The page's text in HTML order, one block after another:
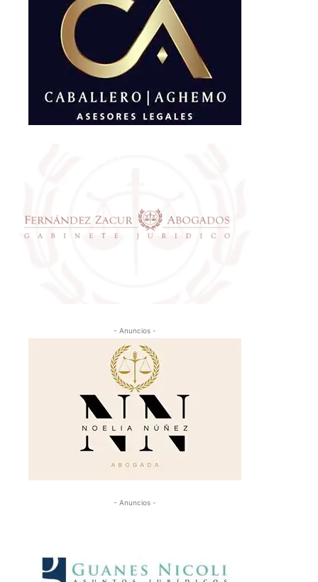
- Anuncios -
- Anuncios -